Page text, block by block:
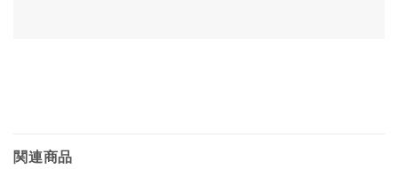
関連商品